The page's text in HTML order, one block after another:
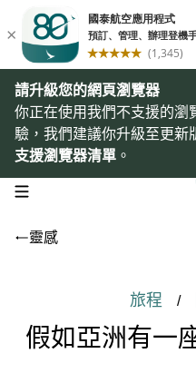
請升級您的網頁瀏覽器
你正在使用我們不支援的瀏
驗，我們建議你升級至更
支援瀏覽器清單 。
open navigation menu
靈感
旅程 /
假如亞洲有